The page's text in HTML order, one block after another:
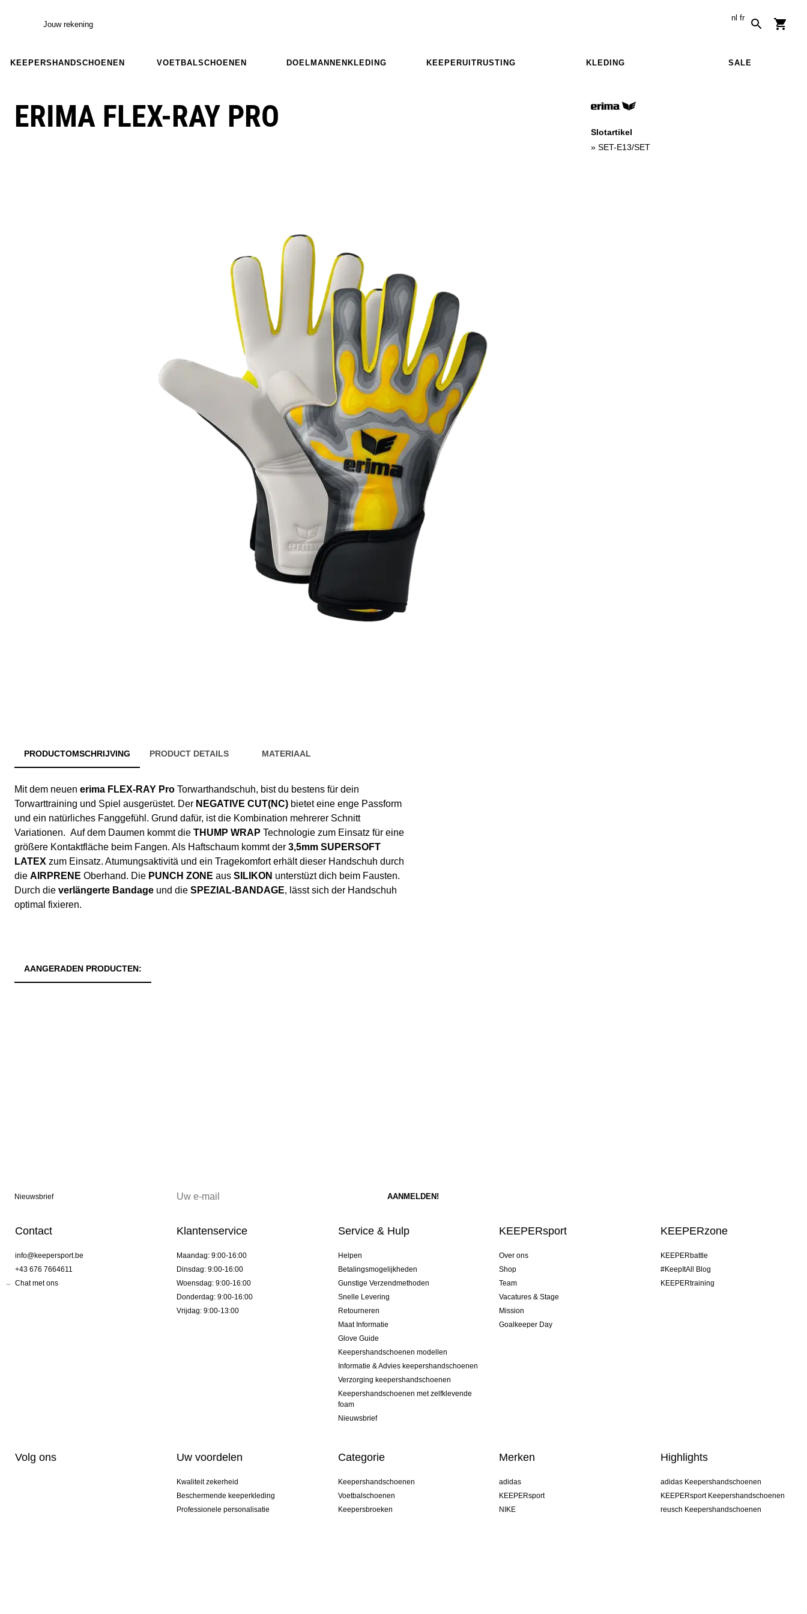
Jouw rekening
nl fr
KEEPERSHANDSCHOENEN VOETBALSCHOENEN DOELMANNENKLEDING KEEPERUITRUSTING KLEDING SALE
ERIMA FLEX-RAY PRO
Slotartikel
» SET-E13/SET
PRODUCTOMSCHRIJVING PRODUCT DETAILS MATERIAAL
Mit dem neuen erima FLEX-RAY Pro Torwarthandschuh, bist du bestens für dein
Torwarttraining und Spiel ausgerüstet. Der NEGATIVE CUT(NC) bietet eine enge Passform
und ein natürliches Fanggefühl. Grund dafür, ist die Kombination mehrerer Schnitt
Variationen. Auf dem Daumen kommt die THUMP WRAP Technologie zum Einsatz für eine
größere Kontaktfläche beim Fangen. Als Haftschaum kommt der 3,5mm SUPERSOFT
LATEX zum Einsatz. Atumungsaktivitä und ein Tragekomfort erhält dieser Handschuh durch
die AIRPRENE Oberhand. Die PUNCH ZONE aus SILIKON unterstüzt dich beim Fausten.
Durch die verlängerte Bandage und die SPEZIAL-BANDAGE, lässt sich der Handschuh
optimal fixieren.
AANGERADEN PRODUCTEN:
Nieuwsbrief
Contact
info@keepersport.be
+43 676 7664611
Chat met ons
Klantenservice
Maandag: 9:00-16:00
Dinsdag: 9:00-16:00
Woensdag: 9:00-16:00
Donderdag: 9:00-16:00
Vrijdag: 9:00-13:00
Service & Hulp
Helpen
Betalingsmogelijkheden
Gunstige Verzendmethoden
Snelle Levering
Retourneren
Maat Informatie
Glove Guide
Keepershandschoenen modellen
Informatie & Advies keepershandschoenen
Verzorging keepershandschoenen
Keepershandschoenen met zelfklevende
foam
Nieuwsbrief
KEEPERsport
Over ons
Shop
Team
Vacatures & Stage
Mission
Goalkeeper Day
KEEPERzone
KEEPERbattle
#KeepItAll Blog
KEEPERtraining
Volg ons Uw voordelen
Kwaliteit zekerheid
Beschermende keeperkleding
Professionele personalisatie
Categorie
Keepershandschoenen
Voetbalschoenen
Keepersbroeken
Merken
adidas
KEEPERsport
NIKE
Highlights
adidas Keepershandschoenen
KEEPERsport Keepershandschoenen
reusch Keepershandschoenen